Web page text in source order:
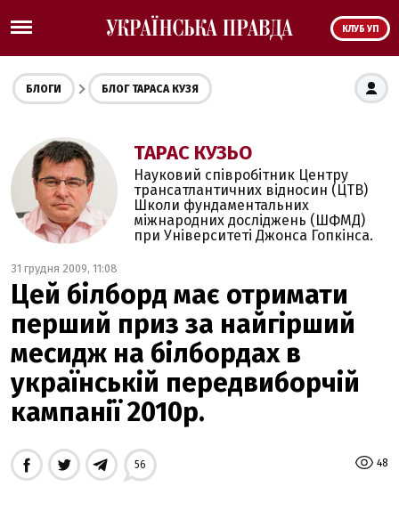
КЛУБ УП
БЛОГИ БЛОГ ТАРАСА КУЗЯ
ТАРАС КУЗЬО
Науковий співробітник Центру
трансатлантичних відносин (ЦТВ)
Школи фундаментальних
міжнародних досліджень (ШФМД)
при Університеті Джонса Гопкінса.
31 грудня 2009, 11:08
Цей білборд має отримати
перший приз за найгірший
месидж на білбордах в
українській передвиборчій
кампанії 2010р.
48
56